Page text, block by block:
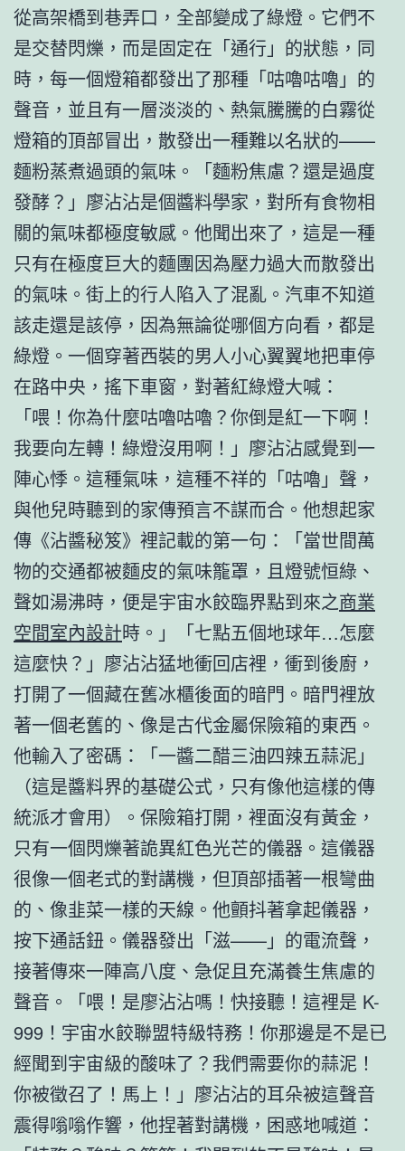
從高架橋到巷弄口，全部變成了綠燈。它們不
是交替閃爍，而是固定在「通行」的狀態，同
時，每一個燈箱都發出了那種「咕嚕咕嚕」的
聲音，並且有一層淡淡的、熱氣騰騰的白霧從
燈箱的頂部冒出，散發出一種難以名狀的——
麵粉蒸煮過頭的氣味。「麵粉焦慮？還是過度
發酵？」廖沾沾是個醬料學家，對所有食物相
關的氣味都極度敏感。他聞出來了，這是一種
只有在極度巨大的麵團因為壓力過大而散發出
的氣味。街上的行人陷入了混亂。汽車不知道
該走還是該停，因為無論從哪個方向看，都是
綠燈。一個穿著西裝的男人小心翼翼地把車停
在路中央，搖下車窗，對著紅綠燈大喊：
「喂！你為什麼咕嚕咕嚕？你倒是紅一下啊！
我要向左轉！綠燈沒用啊！」廖沾沾感覺到一
陣心悸。這種氣味，這種不祥的「咕嚕」聲，
與他兒時聽到的家傳預言不謀而合。他想起家
傳《沾醬秘笈》裡記載的第一句：「當世間萬
物的交通都被麵皮的氣味籠罩，且燈號恒綠、
聲如湯沸時，便是宇宙水餃臨界點到來之商業
空間室內設計時。」「七點五個地球年…怎麼
這麼快？」廖沾沾猛地衝回店裡，衝到後廚，
打開了一個藏在舊冰櫃後面的暗門。暗門裡放
著一個老舊的、像是古代金屬保險箱的東西。
他輸入了密碼：「一醬二醋三油四辣五蒜泥」
（這是醬料界的基礎公式，只有像他這樣的傳
統派才會用）。保險箱打開，裡面沒有黃金，
只有一個閃爍著詭異紅色光芒的儀器。這儀器
很像一個老式的對講機，但頂部插著一根彎曲
的、像韭菜一樣的天線。他顫抖著拿起儀器，
按下通話鈕。儀器發出「滋——」的電流聲，
接著傳來一陣高八度、急促且充滿養生焦慮的
聲音。「喂！是廖沾沾嗎！快接聽！這裡是 K-
999！宇宙水餃聯盟特級特務！你那邊是不是已
經聞到宇宙級的酸味了？我們需要你的蒜泥！
你被徵召了！馬上！」廖沾沾的耳朵被這聲音
震得嗡嗡作響，他捏著對講機，困惑地喊道：